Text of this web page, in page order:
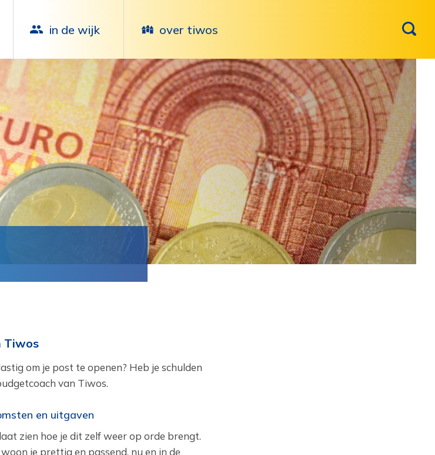
in de wijk over tiwos
Tiwos
om je post te openen? Heb je schulden
van Tiwos.
en uitgaven
zien hoe je dit zelf weer op orde brengt.
je prettig en passend, nu en in de